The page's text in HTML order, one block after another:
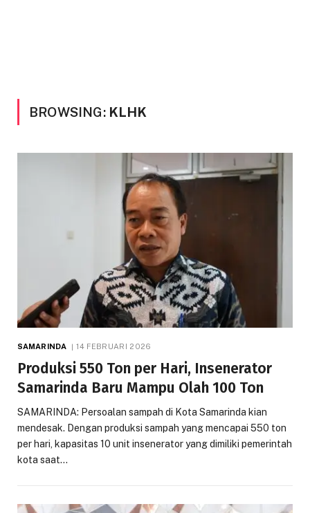
BROWSING: KLHK
SAMARINDA 14 FEBRUARI 2026
Produksi 550 Ton per Hari, Insenerator
Samarinda Baru Mampu Olah 100 Ton
SAMARINDA: Persoalan sampah di Kota Samarinda kian
mendesak. Dengan produksi sampah yang mencapai 550 ton
per hari, kapasitas 10 unit insenerator yang dimiliki pemerintah
kota saat…